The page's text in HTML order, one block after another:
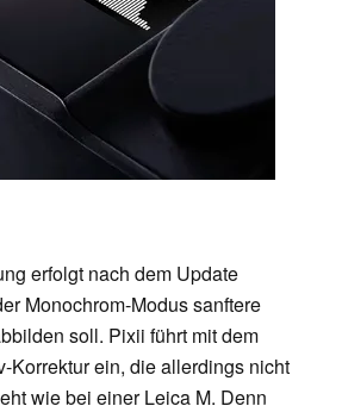
erfolgt nach dem Update
Monochrom-Modus sanftere
soll. Pixii führt mit dem
Korrektur ein, die allerdings nicht
wie bei einer Leica M. Denn